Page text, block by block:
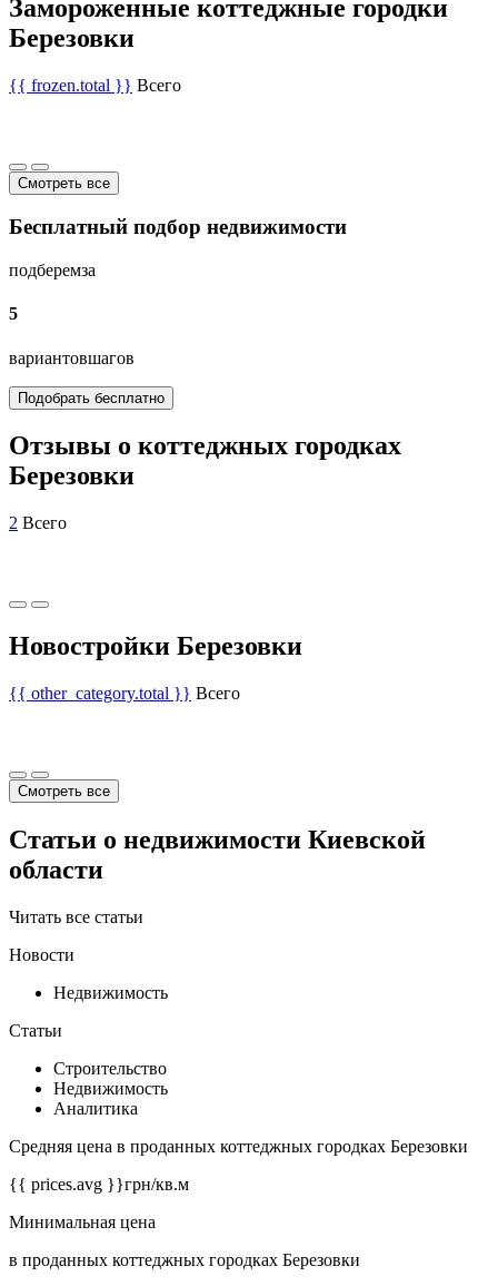
Замороженные коттеджные городки
Березовки
{{ frozen.total }} Всего
Смотреть все
Бесплатный подбор недвижимости
подберемза
5
вариантовшагов
Подобрать бесплатно
Отзывы о коттеджных городках
Березовки
2 Всего
Новостройки Березовки
{{ other_category.total }} Всего
Смотреть все
Статьи о недвижимости Киевской
области
Читать все статьи
Новости
Недвижимость
Статьи
Строительство
Недвижимость
Аналитика
Средняя цена в проданных коттеджных городках Березовки
{{ prices.avg }}грн/кв.м
Минимальная цена
в проданных коттеджных городках Березовки